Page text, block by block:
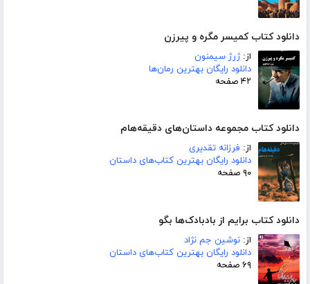
دانلود کتاب کمیسر مگره و پیرزن
از:ژرژ سیمنون
دانلود رایگان بهترین رمان‌ها
۴۲ صفحه
دانلود کتاب مجموعه داستان‌های دقیقه‌هام
از: فرزانه تقدیری
دانلود رایگان بهترین کتاب‌های داستان
۹۰ صفحه
دانلود کتاب برایم از بادبادک‌ها بگو
از: نوشین جم نژاد
دانلود رایگان بهترین کتاب‌های داستان
۶۹ صفحه